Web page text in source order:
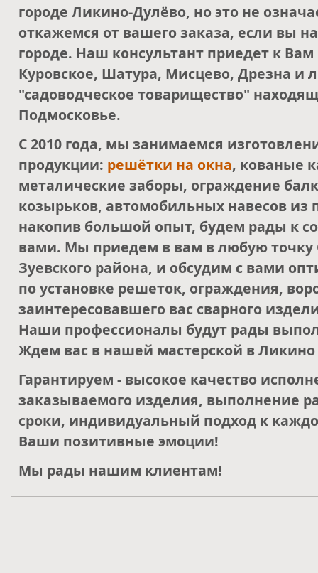
городе Ликино-Дулёво, но это не
откажемся от вашего заказа, если вы
городе. Наш консультант приедет к
Куровское, Шатура, Мисцево, Дрезна и
"садоводческое товарищество"
Подмосковье.
С 2010 года, мы занимаемся
продукции: решётки на окна, кованые
металические заборы, ограждение
козырьков, автомобильных навесов из
накопив большой опыт, будем рады к
вами. Мы приедем в вам в любую точку
Зуевского района, и обсудим с вами
по установке решеток, ограждения,
заинтересовавшего вас сварного
Наши профессионалы будут рады
Ждем вас в нашей мастерской в Ликино
Гарантируем - высокое качество
заказываемого изделия, выполнение
сроки, индивидуальный подход к
Ваши позитивные эмоции!
Мы рады нашим клиентам!